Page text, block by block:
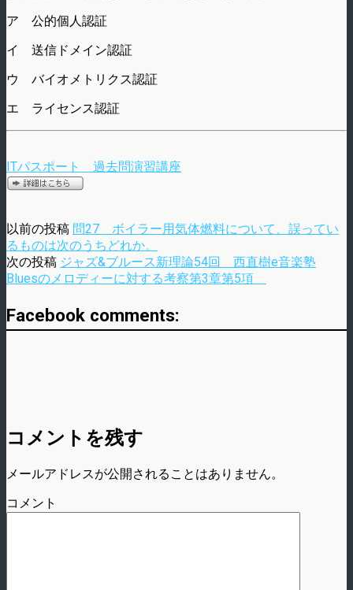
ア 公的個人認証
イ 送信ドメイン認証
ウ バイオメトリクス認証
エ ライセンス認証
ITパスポート 過去問演習講座
以前の投稿 問27 ボイラー用気体燃料について、誤ってい
るものは次のうちどれか。
次の投稿 ジャズ&ブルース新理論54回 西直樹e音楽塾
Bluesのメロディーに対する考察第3章第5項
Facebook comments:
コメントを残す
メールアドレスが公開されることはありません。
コメント